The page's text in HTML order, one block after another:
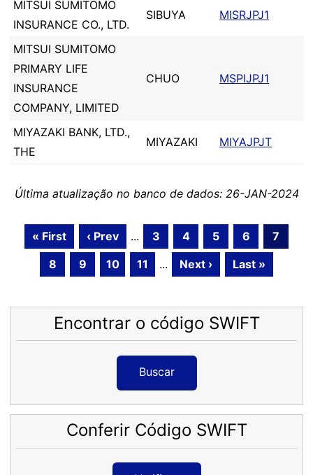
MITSUI SUMITOMO
INSURANCE CO., LTD.
SIBUYA MISRJPJ1
MITSUI SUMITOMO
PRIMARY LIFE
INSURANCE
COMPANY, LIMITED
CHUO MSPIJPJ1
MIYAZAKI BANK, LTD.,
THE
MIYAZAKI MIYAJPJT
Última atualização no banco de dados: 26-JAN-2024
« First ‹ Prev ... 3 4 5 6
7
8
9 10 11 ... Next › Last »
Encontrar o código SWIFT
Buscar
Conferir Código SWIFT